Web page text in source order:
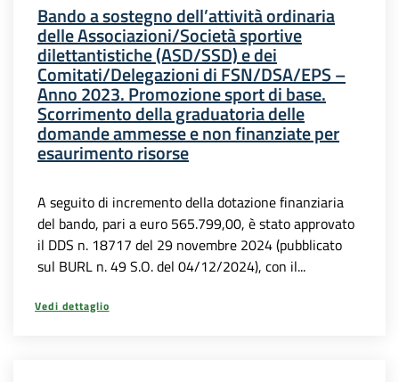
Bando a sostegno dell’attività ordinaria
delle Associazioni/Società sportive
dilettantistiche (ASD/SSD) e dei
Comitati/Delegazioni di FSN/DSA/EPS –
Anno 2023. Promozione sport di base.
Scorrimento della graduatoria delle
domande ammesse e non finanziate per
esaurimento risorse
A seguito di incremento della dotazione finanziaria
del bando, pari a euro 565.799,00, è stato approvato
il DDS n. 18717 del 29 novembre 2024 (pubblicato
sul BURL n. 49 S.O. del 04/12/2024), con il...
Vedi dettaglio